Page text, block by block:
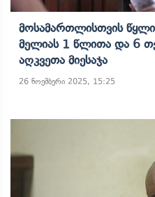
Მოსამართლისთვის Წყლის
Მელიას 1 Წლითა Და 6
Აღკვეთა Მიესაჯა
26 ნოემბერი 2025, 15:25